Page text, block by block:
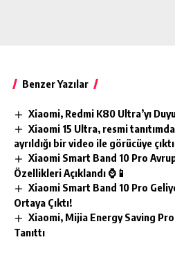
Benzer Yazılar
Xiaomi, Redmi K80 Ultra’yı
Xiaomi 15 Ultra, resmi
ayrıldığı bir video ile görücüye
Xiaomi Smart Band 10 Pro
Özellikleri Açıklandı ⌚📱
Xiaomi Smart Band 10 Pro
Ortaya Çıktı!
Xiaomi, Mijia Energy Saving
Tanıttı